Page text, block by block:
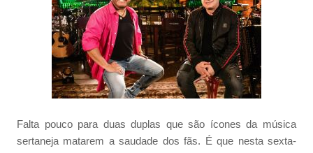
Falta pouco para duas duplas que são ícones da música
sertaneja matarem a saudade dos fãs. É que nesta sexta-